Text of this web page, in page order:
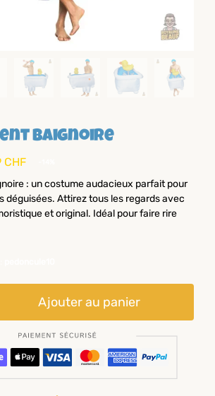
baignoire
CHF
: un costume audacieux parfait pour
déguisées. Attirez tous les regards avec
et original. Idéal pour faire rire
Ajouter au panier